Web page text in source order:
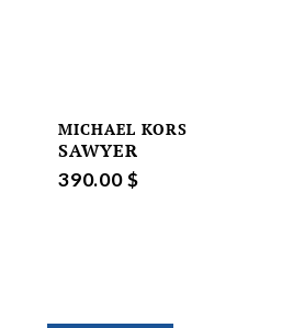
MICHAEL KORS
SAWYER
390.00 $